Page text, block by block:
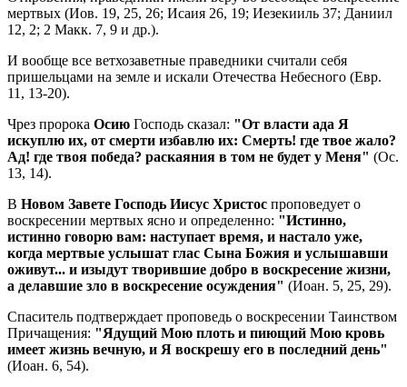
мертвых (Иов. 19, 25, 26; Исаия 26, 19; Иезекииль 37; Даниил
12, 2; 2 Макк. 7, 9 и др.).
И вообще все ветхозаветные праведники считали себя
пришельцами на земле и искали Отечества Небесного (Евр.
11, 13-20).
Чрез пророка Осию Господь сказал: "От власти ада Я
искуплю их, от смерти избавлю их: Смерть! где твое жало?
Ад! где твоя победа? раскаяния в том не будет у Меня" (Ос.
13, 14).
В Новом Завете Господь Иисус Христос проповедует о
воскресении мертвых ясно и определенно: "Истинно,
истинно говорю вам: наступает время, и настало уже,
когда мертвые услышат глас Сына Божия и услышавши
оживут... и изыдут творившие добро в воскресение жизни,
а делавшие зло в воскресение осуждения" (Иоан. 5, 25, 29).
Спаситель подтверждает проповедь о воскресении Таинством
Причащения: "Ядущий Мою плоть и пиющий Мою кровь
имеет жизнь вечную, и Я воскрешу его в последний день"
(Иоан. 6, 54).